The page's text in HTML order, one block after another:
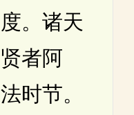
。诸天
者阿
时节。